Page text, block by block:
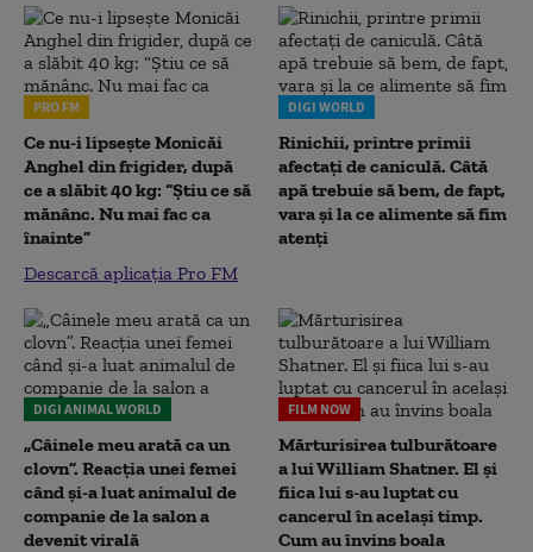
PRO FM
Ce nu-i lipsește Monicăi
Anghel din frigider, după
ce a slăbit 40 kg: “Știu ce să
mănânc. Nu mai fac ca
înainte”
Descarcă aplicația Pro FM
DIGI WORLD
Rinichii, printre primii
afectați de caniculă. Câtă
apă trebuie să bem, de fapt,
vara și la ce alimente să fim
atenți
DIGI ANIMAL WORLD
„Câinele meu arată ca un
clovn”. Reacția unei femei
când și-a luat animalul de
companie de la salon a
devenit virală
FILM NOW
Mărturisirea tulburătoare
a lui William Shatner. El și
fiica lui s-au luptat cu
cancerul în același timp.
Cum au învins boala